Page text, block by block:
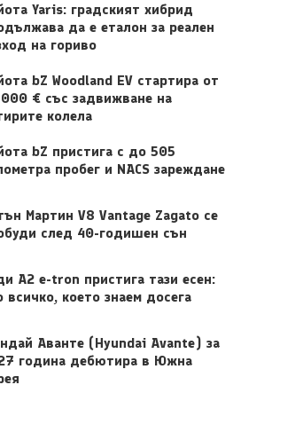
Yaris: градският хибрид
да е еталон за реален
на гориво
bZ Woodland EV стартира от
€ със задвижване на
колела
bZ пристига с до 505
пробег и NACS зареждане
Мартин V8 Vantage Zagato се
след 40-годишен сън
A2 e-tron пристига тази есен:
всичко, което знаем досега
Аванте (Hyundai Avante) за
година дебютира в Южна